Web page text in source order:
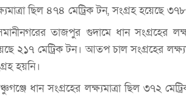
ছিল ৪৭৪ মেট্রিক টন, সংগ্রহ হয়েছে
তাজপুর গুদামে ধান সংগ্রহের
২১৭ মেট্রিক টন। আতপ চাল সংগ্রহের
হয়নি।
ধান সংগ্রহের লক্ষ্যমাত্রা ছিল ৩৭২